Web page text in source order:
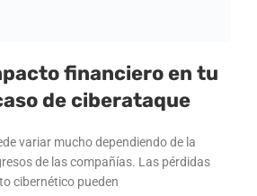
financiero en tu
de ciberataque
variar mucho dependiendo de la
de las compañías. Las pérdidas
cibernético pueden